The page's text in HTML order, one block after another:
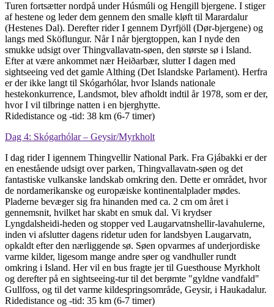
Turen fortsætter nordpå under Húsmúli og Hengill bjergene. I stiger
af hestene og leder dem gennem den smalle kløft til Marardalur
(Hestenes Dal). Derefter rider I gennem Dyrfjöll (Dør-bjergene) og
langs med Sköflungur. Når I når bjergtoppen, kan I nyde den
smukke udsigt over Thingvallavatn-søen, den største sø i Island.
Efter at være ankommet nær Heiðarbær, slutter I dagen med
sightseeing ved det gamle Althing (Det Islandske Parlament). Herfra
er der ikke langt til Skógarhólar, hvor Islands nationale
hestekonkurrence, Landsmot, blev afholdt indtil år 1978, som er der,
hvor I vil tilbringe natten i en bjerghytte.
Ridedistance og -tid: 38 km (6-7 timer)
Dag 4: Skógarhólar – Geysir/Myrkholt
I dag rider I igennem Thingvellir National Park. Fra Gjábakki er der
en enestående udsigt over parken, Thingvallavatn-søen og det
fantastiske vulkanske landskab omkring den. Dette er området, hvor
de nordamerikanske og europæiske kontinentalplader mødes.
Pladerne bevæger sig fra hinanden med ca. 2 cm om året i
gennemsnit, hvilket har skabt en smuk dal. Vi krydser
Lyngdalsheidi-heden og stopper ved Laugarvatnshellir-lavahulerne,
inden vi afslutter dagens ridetur uden for landsbyen Laugarvatn,
opkaldt efter den nærliggende sø. Søen opvarmes af underjordiske
varme kilder, ligesom mange andre søer og vandhuller rundt
omkring i Island. Her vil en bus fragte jer til Guesthouse Myrkholt
og derefter på en sightseeing-tur til det berømte "gyldne vandfald"
Gullfoss, og til det varme kildespringsområde, Geysir, i Haukadalur.
Ridedistance og -tid: 35 km (6-7 timer)